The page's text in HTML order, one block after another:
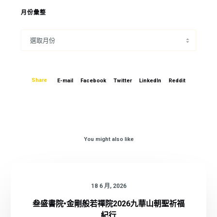
月份彙整
Share E-mail Facebook Twitter LinkedIn Reddit
You might also like
18 6 月, 2026
叁盛書院•金剛般若禪院2026九華山朝聖祈福